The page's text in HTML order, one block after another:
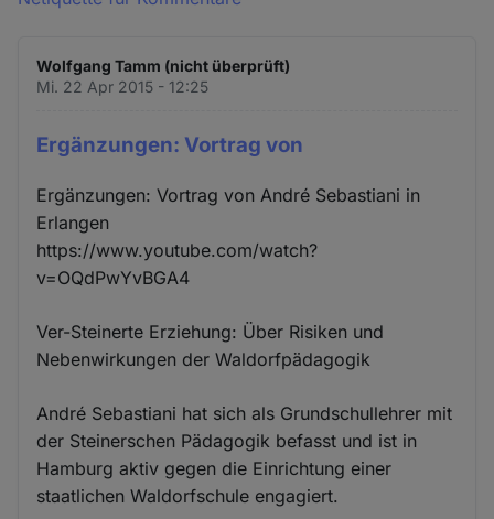
Wolfgang Tamm (nicht überprüft)
Mi. 22 Apr 2015 - 12:25
Ergänzungen: Vortrag von
Ergänzungen: Vortrag von André Sebastiani in
Erlangen
https://www.youtube.com/watch?
v=OQdPwYvBGA4
Ver-Steinerte Erziehung: Über Risiken und
Nebenwirkungen der Waldorfpädagogik
André Sebastiani hat sich als Grundschullehrer mit
der Steinerschen Pädagogik befasst und ist in
Hamburg aktiv gegen die Einrichtung einer
staatlichen Waldorfschule engagiert.